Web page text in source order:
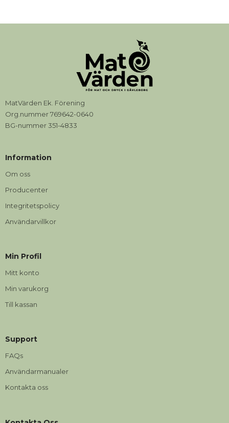
MatVärden Ek. Förening
Org.nummer 769642-0640
BG-nummer 351-4833
Information
Om oss
Producenter
Integritetspolicy
Användarvillkor
Min Profil
Mitt konto
Min varukorg
Till kassan
Support
FAQs
Användarmanualer
Kontakta oss